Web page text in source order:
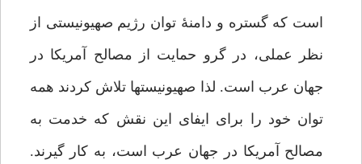
است که گستره و دامنۀ توان رژیم صهیونیستی از
نظر عملی، در گرو حمایت از مصالح آمریکا در
جهان عرب است. لذا صهیونیست‏ها تلاش کردند همه
توان خود را برای ایفای این نقش که خدمت به
مصالح آمریکا در جهان عرب است، به کار گیرند.